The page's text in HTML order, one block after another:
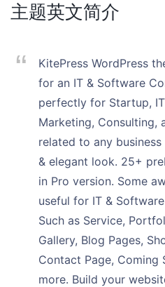
主题英文简介
KitePress WordPress
for an IT & Software
perfectly for Startup,
Marketing, Consulting,
related to any
& elegant look. 25+
in Pro version. Some
useful for IT &
Such as Service,
Gallery, Blog Pages,
Contact Page, Coming
more. Build your